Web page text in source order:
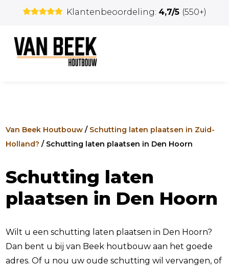
Klantenbeoordeling: 4,7/5 (550+)
Van Beek Houtbouw / Schutting laten plaatsen in Zuid-
Holland? / Schutting laten plaatsen in Den Hoorn
Schutting laten
plaatsen in Den Hoorn
Wilt u een schutting laten plaatsen in Den Hoorn?
Dan bent u bij van Beek houtbouw aan het goede
adres. Of u nou uw oude schutting wil vervangen, of